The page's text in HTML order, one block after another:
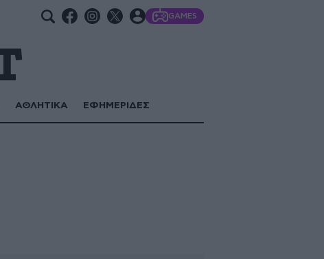
GAMES
ΑΘΛΗΤΙΚΑ ΕΦΗΜΕΡΙΔΕΣ